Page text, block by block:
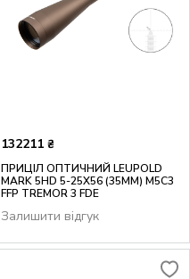
132211 ₴
ПРИЦІЛ ОПТИЧНИЙ LEUPOLD
MARK 5HD 5-25X56 (35MM) M5C3
FFP TREMOR 3 FDE
Залишити відгук